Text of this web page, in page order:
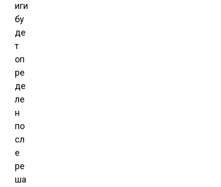
иги
бу
де
т
оп
ре
де
ле
н
по
сл
е
ре
ша